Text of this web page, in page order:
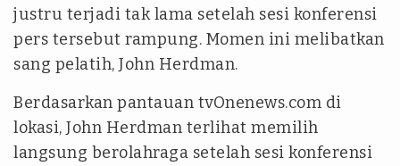
justru terjadi tak lama setelah sesi konferensi
pers tersebut rampung. Momen ini melibatkan
sang pelatih, John Herdman.
‎Berdasarkan pantauan tvOnenews.com di
lokasi, John Herdman terlihat memilih
langsung berolahraga setelah sesi konferensi